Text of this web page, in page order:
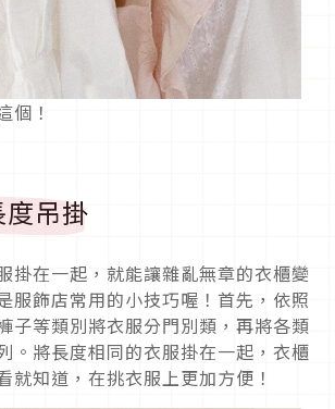
個！
吊掛
掛在一起，就能讓雜亂無章的衣櫃變
服飾店常用的小技巧喔！首先，依照
子等類別將衣服分門別類，再將各類
。將長度相同的衣服掛在一起，衣櫃
就知道，在挑衣服上更加方便！